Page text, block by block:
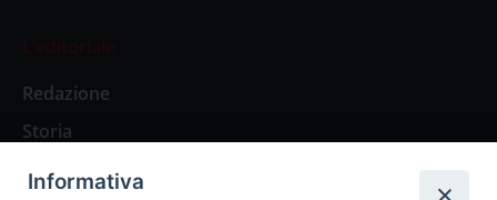
L’editoriale
Redazione
Storia
Informativa